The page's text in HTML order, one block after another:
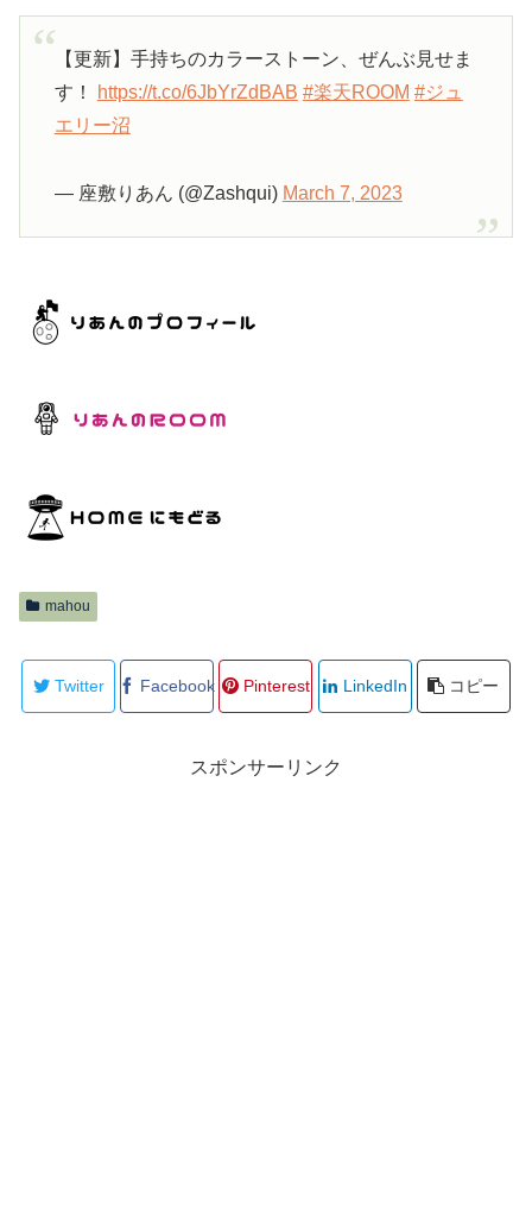
【更新】手持ちのカラーストーン、ぜんぶ見せま
す！
https://t.co/6JbYrZdBAB #楽天ROOM #ジュ
エリー沼
— 座敷りあん (@Zashqui) March 7, 2023
mahou
Twitter Facebook Pinterest LinkedIn コピー
スポンサーリンク